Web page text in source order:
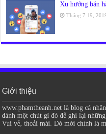
Xu hướng bán
Tháng 7 19,
Giới thiệu
www.phamtheanh.net là blog cá
dành một chút gì đó để ghi lại
Vui vẻ, thoải mái. Đó mới chính là